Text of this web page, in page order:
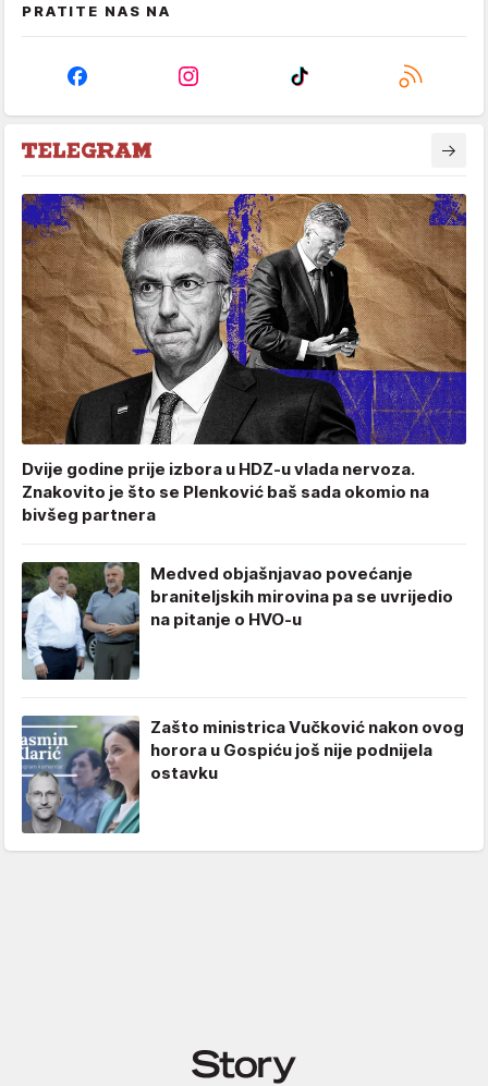
PRATITE NAS NA
Dvije godine prije izbora u HDZ-u vlada nervoza.
Znakovito je što se Plenković baš sada okomio na
bivšeg partnera
Medved objašnjavao povećanje
braniteljskih mirovina pa se uvrijedio
na pitanje o HVO-u
Zašto ministrica Vučković nakon ovog
horora u Gospiću još nije podnijela
ostavku